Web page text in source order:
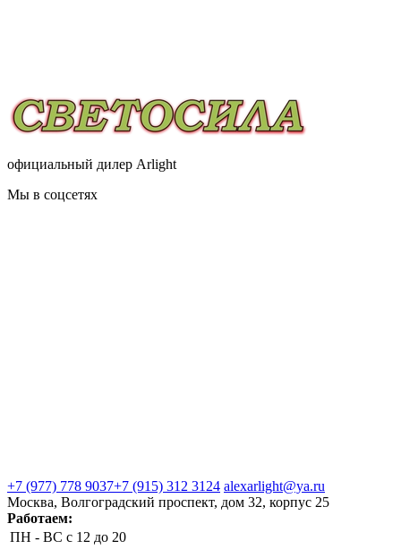
официальный дилер Arlight
Мы в соцсетях
+7 (977) 778 9037+7 (915) 312 3124 alexarlight@ya.ru
Москва, Волгоградский проспект, дом 32, корпус 25
Работаем:
ПН - ВС с 12 до 20